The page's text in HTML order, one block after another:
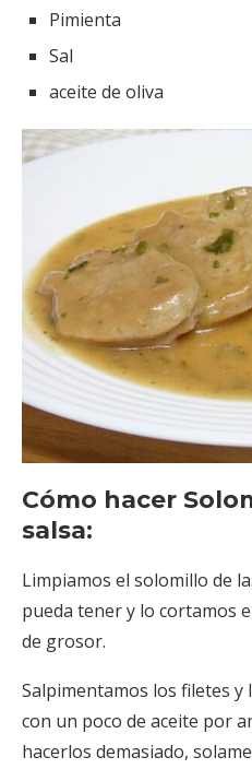
Pimienta
Sal
aceite de oliva
Cómo hacer
salsa:
Limpiamos el solomillo de
pueda tener y lo cortamos
de grosor.
Salpimentamos los filetes
con un poco de aceite por
hacerlos demasiado,